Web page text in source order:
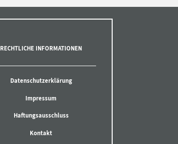
RECHTLICHE INFORMATIONEN
Datenschutzerklärung
Impressum
Haftungsausschluss
Kontakt